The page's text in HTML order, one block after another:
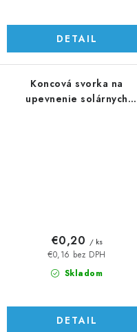
DETAIL
Koncová svorka na
upevnenie solárnych
Skladom
€0,16 bez DPH
€0,20 / ks
DETAIL